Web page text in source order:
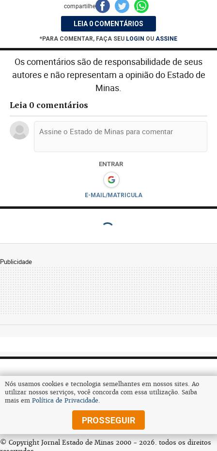
compartilhe
LEIA 0 COMENTÁRIOS
*PARA COMENTAR, FAÇA SEU LOGIN OU ASSINE
Os comentários são de responsabilidade de seus
autores e não representam a opinião do Estado de
Minas.
Leia 0 comentários
ENTRAR
E-MAIL/MATRICULA
Publicidade
Assine
© Copyright Jornal Estado de Minas 2000 - 2026. todos os direitos
Nós usamos cookies e tecnologia semelhantes em nossos sites. Ao
utilizar nossos serviços, você concorda com essa utilização. Saiba
mais em Política de Privacidade.
PROSSEGUIR